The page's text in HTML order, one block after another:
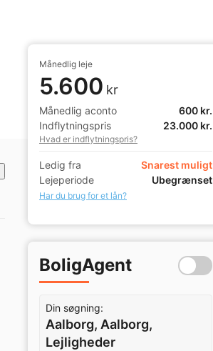
Månedlig leje
5.600 kr
Månedlig aconto
600 kr.
Indflytningspris
23.000 kr.
Hvad er indflytningspris?
Ledig fra
Snarest muligt
Lejeperiode
Ubegrænset
Har du brug for et lån?
BoligAgent
Din søgning:
Aalborg, Aalborg,
Lejligheder